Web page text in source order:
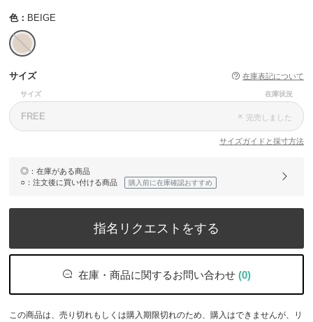
色： BEIGE
サイズ 在庫表記について
サイズ 在庫状況
FREE × 完売しました
サイズガイドと採寸方法
◎ ：在庫がある商品
○ ：注文後に買い付ける商品 購入前に在庫確認おすすめ
指名リクエストをする
在庫・商品に関するお問い合わせ (0)
この商品は、売り切れもしくは購入期限切れのため、購入はできませんが、リ